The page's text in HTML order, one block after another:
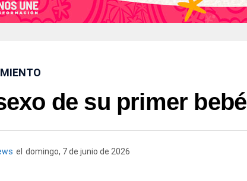
de su primer bebé
el domingo, 7 de junio de 2026